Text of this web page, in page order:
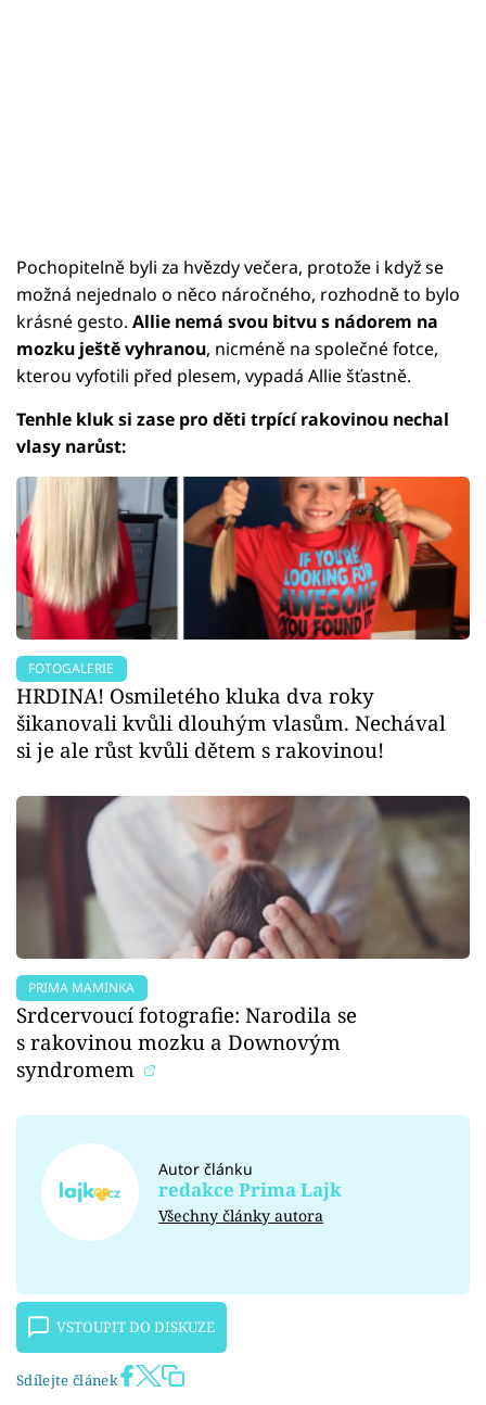
Pochopitelně byli za hvězdy večera, protože i když se
možná nejednalo o něco náročného, rozhodně to bylo
krásné gesto. Allie nemá svou bitvu s nádorem na
mozku ještě vyhranou, nicméně na společné fotce,
kterou vyfotili před plesem, vypadá Allie šťastně.
Tenhle kluk si zase pro děti trpící rakovinou nechal
vlasy narůst:
FOTOGALERIE
HRDINA! Osmiletého kluka dva roky
šikanovali kvůli dlouhým vlasům. Nechával
si je ale růst kvůli dětem s rakovinou!
PRIMA MAMINKA
Srdcervoucí fotografie: Narodila se
s rakovinou mozku a Downovým
syndromem
Autor článku
redakce Prima Lajk
Všechny články autora
VSTOUPIT DO DISKUZE
Sdílejte článek